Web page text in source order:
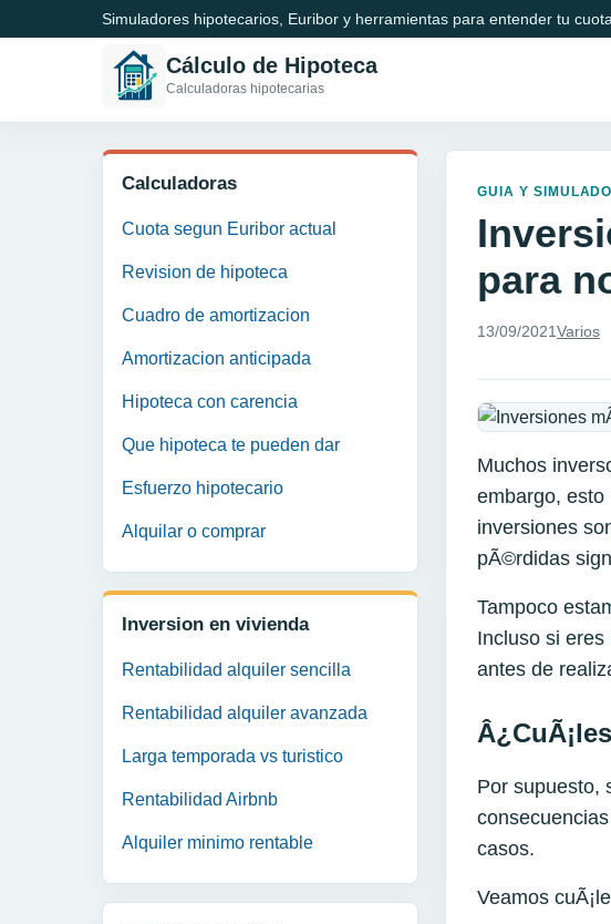
Simuladores hipotecarios, Euribor y herramientas para entender tu cuota.
Cálculo de Hipoteca
Calculadoras hipotecarias
Calculadoras
Cuota segun Euribor actual
Revision de hipoteca
Cuadro de amortizacion
Amortizacion anticipada
Hipoteca con carencia
Que hipoteca te pueden dar
Esfuerzo hipotecario
Alquilar o comprar
Inversion en vivienda
Rentabilidad alquiler sencilla
Rentabilidad alquiler avanzada
Larga temporada vs turistico
Rentabilidad Airbnb
Alquiler minimo rentable
GUIA Y
para
13/09/2021Varios
Muchos
embargo, esto
inversiones
pÃ©rdidas
Tampoco
Incluso si
antes de
Por supuesto,
casos.
Veamos